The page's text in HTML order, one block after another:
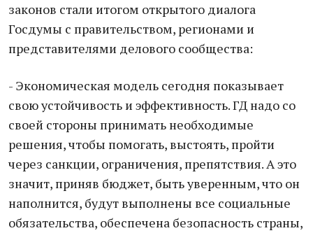
законов стали итогом открытого диалога
Госдумы с правительством, регионами и
представителями делового сообщества:
- Экономическая модель сегодня показывает
свою устойчивость и эффективность. ГД надо со
своей стороны принимать необходимые
решения, чтобы помогать, выстоять, пройти
через санкции, ограничения, препятствия. А это
значит, приняв бюджет, быть уверенным, что он
наполнится, будут выполнены все социальные
обязательства, обеспечена безопасность страны,